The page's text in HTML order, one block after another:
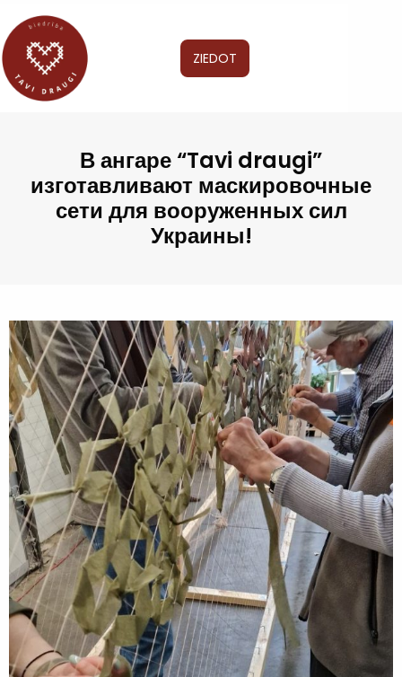
ZIEDOT
В ангаре “Tavi draugi”
изготавливают маскировочные
сети для вооруженных сил
Украины!